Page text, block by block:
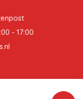
- 17:00